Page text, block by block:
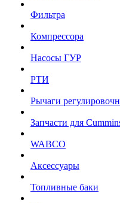
Фильтра
Компрессора
Насосы ГУР
РТИ
Рычаги
Запчасти для
WABCO
Аксессуары
Топливные баки